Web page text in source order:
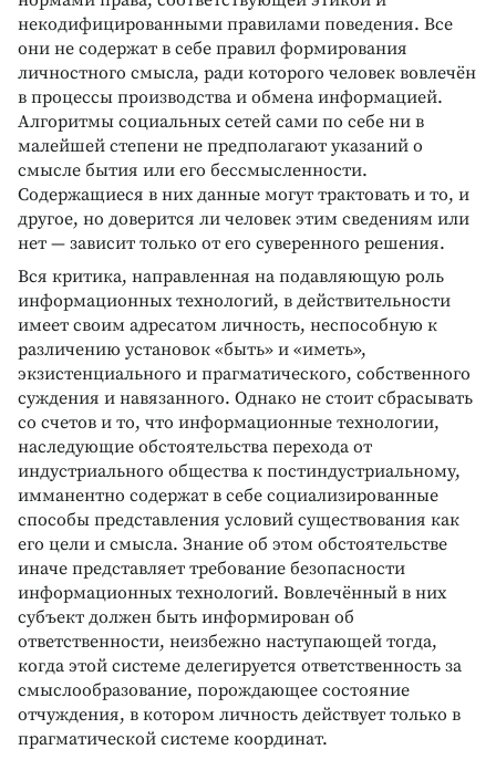
некодифицированными правилами поведения. Все
они не содержат в себе правил формирования
личностного смысла, ради которого человек вовлечён
в процессы производства и обмена информацией.
Алгоритмы социальных сетей сами по себе ни в
малейшей степени не предполагают указаний о
смысле бытия или его бессмысленности.
Содержащиеся в них данные могут трактовать и то, и
другое, но доверится ли человек этим сведениям или
нет — зависит только от его суверенного решения.
Вся критика, направленная на подавляющую роль
информационных технологий, в действительности
имеет своим адресатом личность, неспособную к
различению установок «быть» и «иметь»,
экзистенциального и прагматического, собственного
суждения и навязанного. Однако не стоит сбрасывать
со счетов и то, что информационные технологии,
наследующие обстоятельства перехода от
индустриального общества к постиндустриальному,
имманентно содержат в себе социализированные
способы представления условий существования как
его цели и смысла. Знание об этом обстоятельстве
иначе представляет требование безопасности
информационных технологий. Вовлечённый в них
субъект должен быть информирован об
ответственности, неизбежно наступающей тогда,
когда этой системе делегируется ответственность за
смыслообразование, порождающее состояние
отчуждения, в котором личность действует только в
прагматической системе координат.